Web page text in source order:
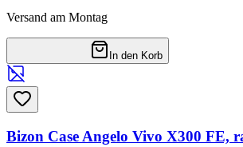
Versand am Montag
In den Korb
Bizon Case Angelo Vivo X300 FE,